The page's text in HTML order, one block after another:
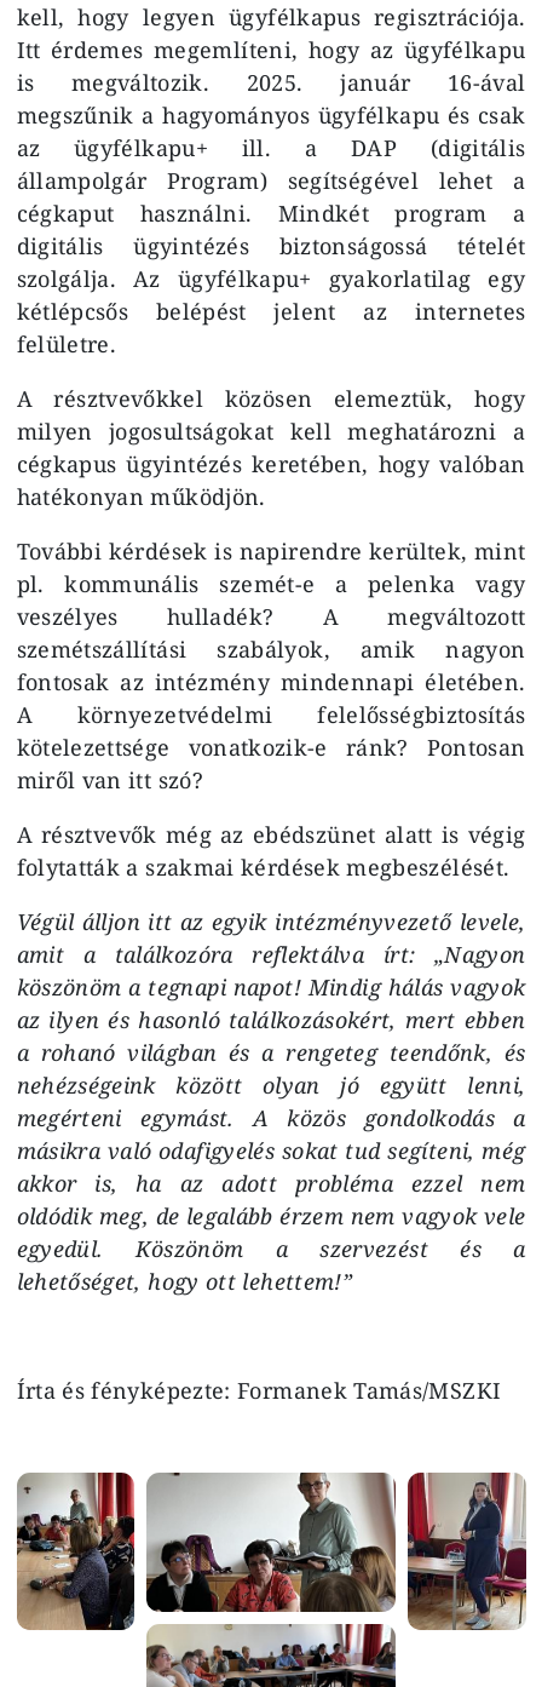
kell, hogy legyen ügyfélkapus regisztrációja.
Itt érdemes megemlíteni, hogy az ügyfélkapu
is megváltozik. 2025. január 16-ával
megszűnik a hagyományos ügyfélkapu és csak
az ügyfélkapu+ ill. a DAP (digitális
állampolgár Program) segítségével lehet a
cégkaput használni. Mindkét program a
digitális ügyintézés biztonságossá tételét
szolgálja. Az ügyfélkapu+ gyakorlatilag egy
kétlépcsős belépést jelent az internetes
felületre.
A résztvevőkkel közösen elemeztük, hogy
milyen jogosultságokat kell meghatározni a
cégkapus ügyintézés keretében, hogy valóban
hatékonyan működjön.
További kérdések is napirendre kerültek, mint
pl. kommunális szemét-e a pelenka vagy
veszélyes hulladék? A megváltozott
szemétszállítási szabályok, amik nagyon
fontosak az intézmény mindennapi életében.
A környezetvédelmi felelősségbiztosítás
kötelezettsége vonatkozik-e ránk? Pontosan
miről van itt szó?
A résztvevők még az ebédszünet alatt is végig
folytatták a szakmai kérdések megbeszélését.
Végül álljon itt az egyik intézményvezető levele,
amit a találkozóra reflektálva írt: „Nagyon
köszönöm a tegnapi napot! Mindig hálás vagyok
az ilyen és hasonló találkozásokért, mert ebben
a rohanó világban és a rengeteg teendőnk, és
nehézségeink között olyan jó együtt lenni,
megérteni egymást. A közös gondolkodás a
másikra való odafigyelés sokat tud segíteni, még
akkor is, ha az adott probléma ezzel nem
oldódik meg, de legalább érzem nem vagyok vele
egyedül. Köszönöm a szervezést és a
lehetőséget, hogy ott lehettem!”
Írta és fényképezte: Formanek Tamás/MSZKI
Image Image Image
Image